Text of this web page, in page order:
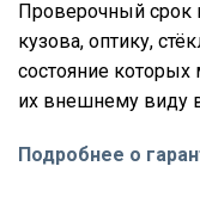
Проверочный срок
кузова, оптику,
состояние
их внешнему виду
Подробнее о